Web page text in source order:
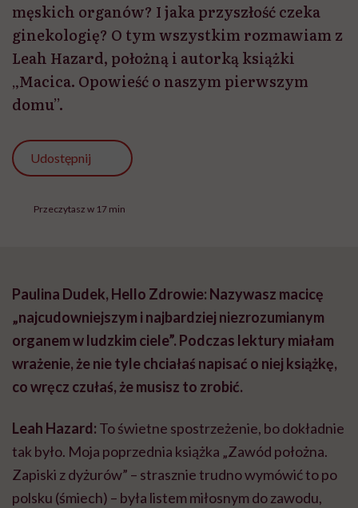
męskich organów? I jaka przyszłość czeka
ginekologię? O tym wszystkim rozmawiam z
Leah Hazard, położną i autorką książki
„Macica. Opowieść o naszym pierwszym
domu”.
Udostępnij
Przeczytasz w 17 min
Paulina Dudek, Hello Zdrowie: Nazywasz macicę
„najcudowniejszym i najbardziej niezrozumianym
organem w ludzkim ciele”. Podczas lektury miałam
wrażenie, że nie tyle chciałaś napisać o niej książkę,
co wręcz czułaś, że musisz to zrobić.
Leah Hazard: To świetne spostrzeżenie, bo dokładnie
tak było. Moja poprzednia książka „Zawód położna.
Zapiski z dyżurów” – strasznie trudno wymówić to po
polsku (śmiech) – była listem miłosnym do zawodu,